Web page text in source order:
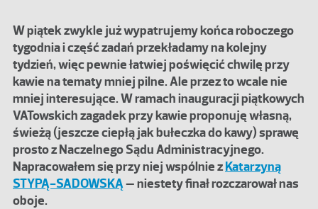
W piątek zwykle już wypatrujemy końca roboczego
tygodnia i część zadań przekładamy na kolejny
tydzień, więc pewnie łatwiej poświęcić chwilę przy
kawie na tematy mniej pilne. Ale przez to wcale nie
mniej interesujące. W ramach inauguracji piątkowych
VATowskich zagadek przy kawie proponuję własną,
świeżą (jeszcze ciepłą jak bułeczka do kawy) sprawę
prosto z Naczelnego Sądu Administracyjnego.
Napracowałem się przy niej wspólnie zKatarzyną
STYPĄ-SADOWSKĄ– niestety finał rozczarował nas
oboje.